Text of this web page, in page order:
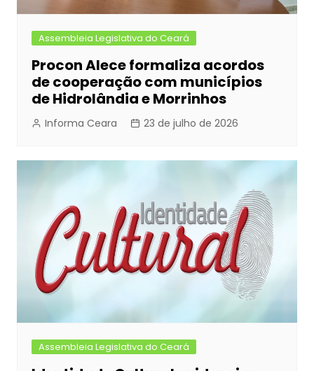
Assembleia Legislativa do Ceará
Procon Alece formaliza acordos
de cooperação com municípios
de Hidrolândia e Morrinhos
Informa Ceara 23 de julho de 2026
Assembleia Legislativa do Ceará